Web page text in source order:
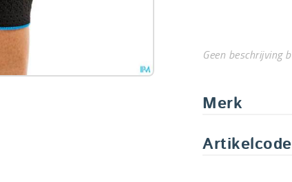
Geen beschrijving
Merk
Artikelcode